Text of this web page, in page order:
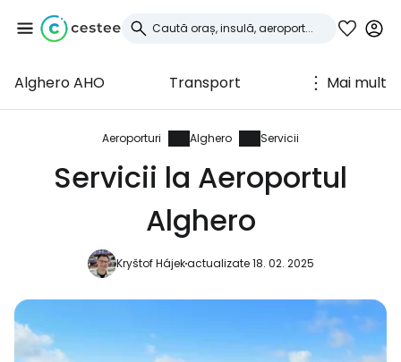
Alghero AHO Transport Mai mult
Aeroporturi Alghero Servicii
Servicii la Aeroportul
Alghero
Kryštof Hájekactualizate 18. 02. 2025
Conectați-vă la
Cestee
... comunitatea mondială a călătorilor
Continuați cu Google